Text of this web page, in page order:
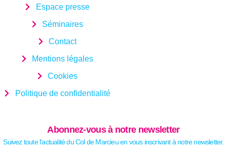
Espace presse
Séminaires
Contact
Mentions légales
Cookies
Politique de confidentialité
Abonnez-vous à notre newsletter
Suivez toute l’actualité du Col de Marcieu en vous inscrivant à notre newsletter.